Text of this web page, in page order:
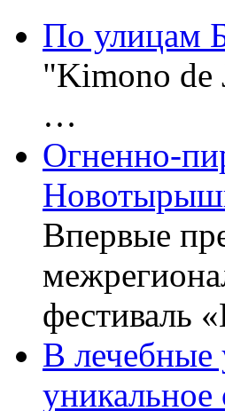
По улицам
"Kimono de
…
Огненно-
Впервые
фестиваль
В лечебные